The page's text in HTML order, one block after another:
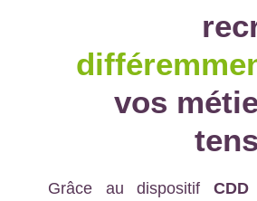
vos
Grâce au dispositif CDD